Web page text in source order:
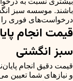
باشند. موسسه سبز
درخواست‌های فوری را
قیمت انجام
سبز انگشتی
قیمت دقیق انجام
و نیازهای شما تعیین